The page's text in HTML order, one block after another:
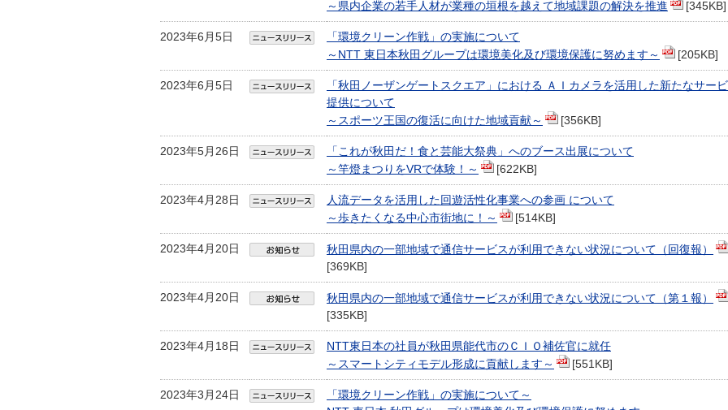
～県内企業の若手人材が業種の垣根を越えて地域課題の解決を推進 [345KB]
2023年6月5日
「環境クリーン作戦」の実施について
～NTT 東日本秋田グループは環境美化及び環境保護に努めます～
[205KB]
2023年6月5日
「秋田ノーザンゲートスクエア」における ＡＩカメラを活用した新たなサー
提供について
～スポーツ王国の復活に向けた地域貢献～
[356KB]
2023年5月26日
「これが秋田だ！食と芸能大祭典」へのブース出展について
～竿燈まつりをVRで体験！～
[622KB]
2023年4月28日
人流データを活用した回遊活性化事業への参画 について
～歩きたくなる中心市街地に！～
[514KB]
2023年4月20日
秋田県内の一部地域で通信サービスが利用できない状況について（回復報）
[369KB]
2023年4月20日
秋田県内の一部地域で通信サービスが利用できない状況について（第１報）
[335KB]
2023年4月18日
NTT東日本の社員が秋田県能代市のＣＩＯ補佐官に就任
～スマートシティモデル形成に貢献します～
[551KB]
2023年3月24日
「環境クリーン作戦」の実施について～